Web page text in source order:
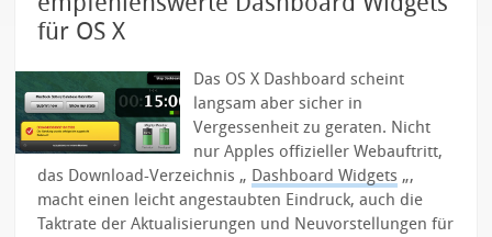
für OS X
Das OS X Dashboard scheint
langsam aber sicher in
Vergessenheit zu geraten. Nicht
nur Apples offizieller Webauftritt,
das Download-Verzeichnis „ Dashboard Widgets „,
macht einen leicht angestaubten Eindruck, auch die
Taktrate der Aktualisierungen und Neuvorstellungen für